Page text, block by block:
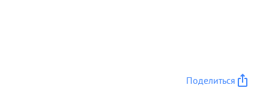
Поделиться